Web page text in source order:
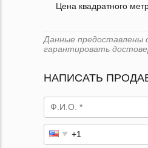
Цена квадратного
Данные предоставлены
гарантировать
НАПИСАТЬ